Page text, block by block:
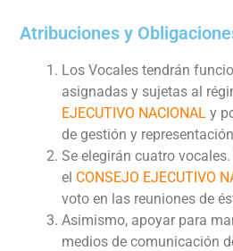
Atribuciones y
Los Vocales tendrán
asignadas y sujetas al
EJECUTIVO NACIONAL y
de gestión y
Se elegirán cuatro
el CONSEJO EJECUTIVO
voto en las reuniones de
Asimismo, apoyar para
medios de comunicación